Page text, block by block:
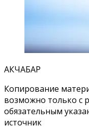
АКЧАБАР
Копирование
возможно только с
обязательным
источник